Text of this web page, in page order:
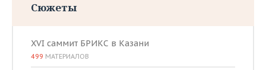
Сюжеты
XVI саммит БРИКС в Казани
499 МАТЕРИАЛОВ